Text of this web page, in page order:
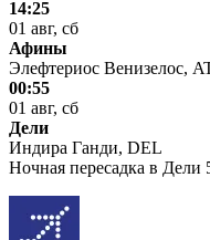
14:25
01 авг, сб
Афины
Элефтериос Венизелос,
00:55
01 авг, сб
Дели
Индира Ганди, DEL
Ночная пересадка в Дели